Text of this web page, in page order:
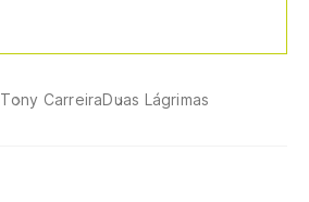
Tony CarreiraDuas Lágrimas